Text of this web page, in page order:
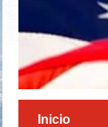
Inicio